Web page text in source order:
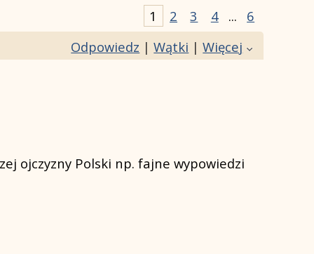
1
2 3 4 ...
6
Odpowiedz |Wątki |Więcej
ojczyzny Polski np. fajne wypowiedzi